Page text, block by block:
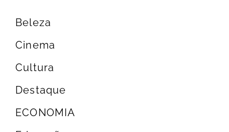
Beleza
Cinema
Cultura
Destaque
ECONOMIA